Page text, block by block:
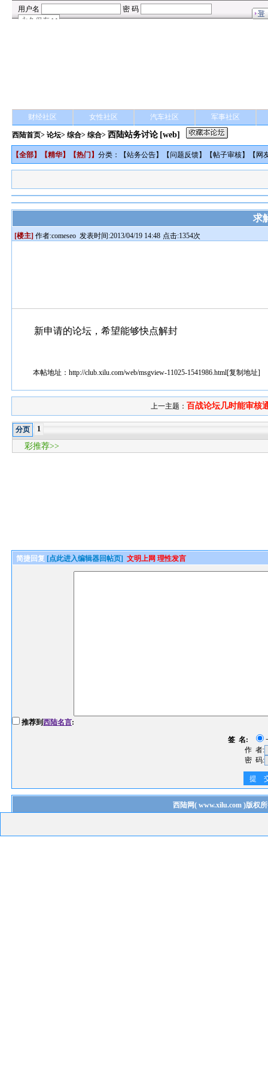
财经社区 女性社区 汽车社区 军事社区
西陆首页>论坛>综合> 综合> 西陆站务讨论 [web]
【全部】【精华】【热门 】分类：【站务公告】【问题反馈】【帖子审核】【 网
求
[楼主] 作者:comeseo 发表时间:2013/04/19 14:48 点击:1354次
新申请的论坛，希望能够快点解封
本帖地址：http://club.xilu.com/web/msgview-11025-1541986.html[复制地址]
上一主题： 百战论坛几时能审核
分页 1
彩推荐>>
简捷回复 [点此进入编辑器回帖页] 文明上网 理性发言
推荐到西陆名言:
签 名:
作 者:
密 码:
提
西陆网( www.xilu.com)版权